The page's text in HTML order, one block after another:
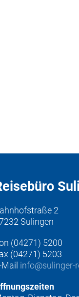
2
Sulingen
(04271) 5200
(04271) 5203
info@sulinger-